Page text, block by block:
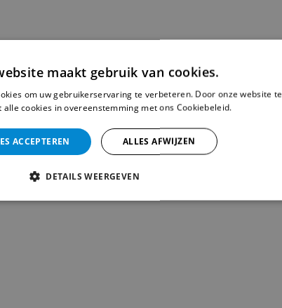
maakt gebruik van cookies.
om uw gebruikerservaring te verbeteren. Door onze website te
cookies in overeenstemming met ons Cookiebeleid.
ACCEPTEREN ALLES AFWIJZEN
DETAILS WEERGEVEN